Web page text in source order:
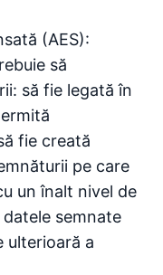
(AES):
să
să fie legată în
fie creată
pe care
un înalt nivel de
semnate
ulterioară a